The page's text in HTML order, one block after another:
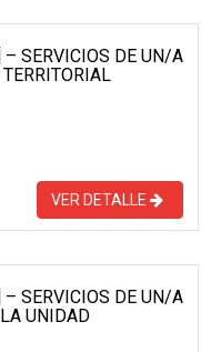
SERVICIOS DE UN/A
VER DETALLE
SERVICIOS DE UN/A
UNIDAD